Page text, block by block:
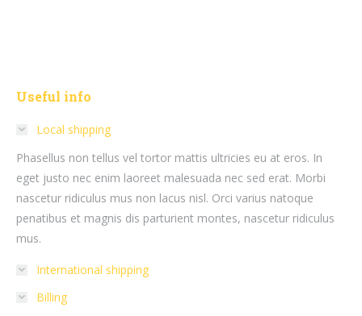
Useful info
Local shipping
Phasellus non tellus vel tortor mattis ultricies eu at eros. In
eget justo nec enim laoreet malesuada nec sed erat. Morbi
nascetur ridiculus mus non lacus nisl. Orci varius natoque
penatibus et magnis dis parturient montes, nascetur ridiculus
mus.
International shipping
Billing